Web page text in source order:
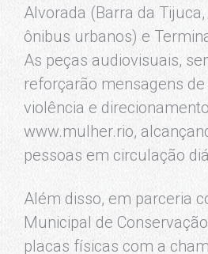
Alvorada (Barra da
ônibus urbanos) e
As peças audiovisuais,
reforçarão mensagens
violência e
www.mulher.rio,
pessoas em circulação
Além disso, em parceria
Municipal de
placas físicas com a